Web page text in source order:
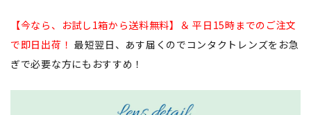
【今なら、お試し1箱から送料無料】＆ 平日15時までのご注文
で即日出荷！ 最短翌日、あす届くのでコンタクトレンズをお急
ぎで必要な方にもおすすめ！